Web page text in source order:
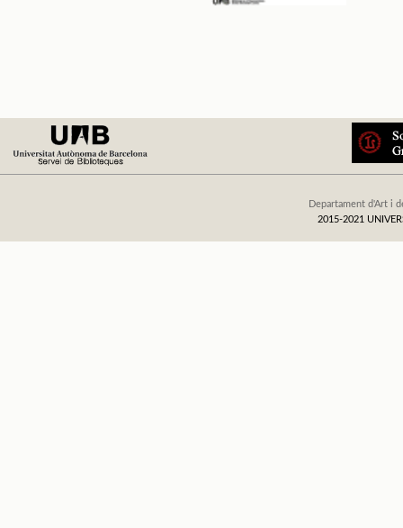
Departament d'Art i
2015-2021